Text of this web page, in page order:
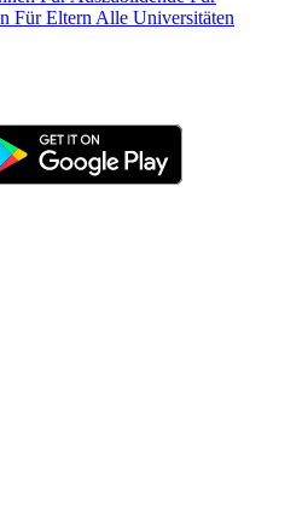
Für Eltern Alle Universitäten